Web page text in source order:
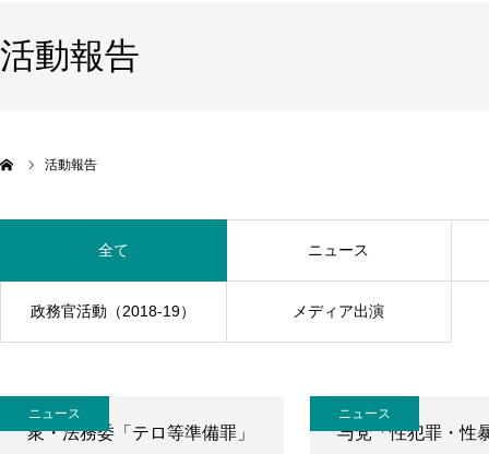
活動報告
活動報告
全て ニュース
政務官活動（2018-19） メディア出演
ニュース
衆・法務委「テロ等準備罪」
ニュース
与党「性犯罪・性